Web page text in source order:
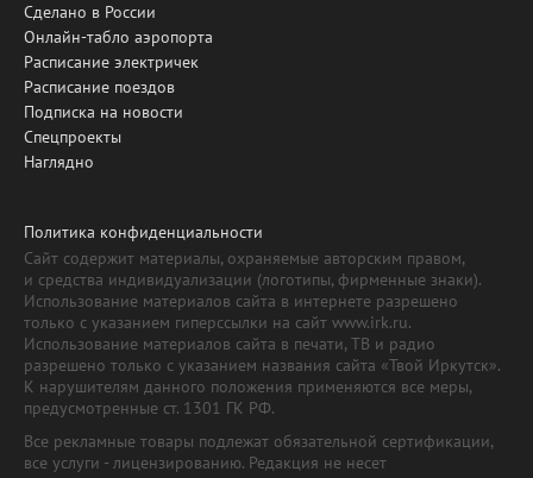
Сделано в России
Онлайн-табло аэропорта
Расписание электричек
Расписание поездов
Подписка на новости
Спецпроекты
Наглядно
Политика конфиденциальности
Сайт содержит материалы, охраняемые авторским правом,
и средства индивидуализации (логотипы, фирменные знаки).
Использование материалов сайта в интернете разрешено
только с указанием гиперссылки на сайт www.irk.ru.
Использование материалов сайта в печати, ТВ и радио
разрешено только с указанием названия сайта «Твой Иркутск».
К нарушителям данного положения применяются все меры,
предусмотренные ст. 1301 ГК РФ.
Все рекламные товары подлежат обязательной сертификации,
все услуги - лицензированию. Редакция не несет